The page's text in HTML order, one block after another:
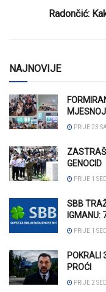
Radončić:
NAJNOVIJE
PRIJE 23
GENOCID
PRIJE 1
SBB
IGMANU:
PRIJE 1
POKRALI
PROĆI
PRIJE 2